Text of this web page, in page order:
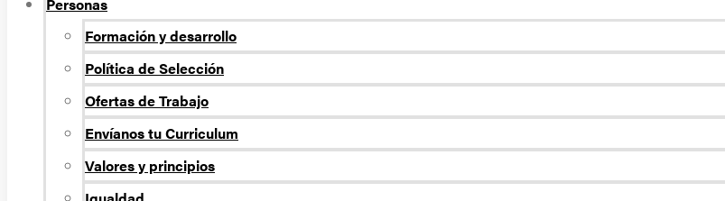
Formación y desarrollo
Política de Selección
Ofertas de Trabajo
Envíanos tu Curriculum
Valores y principios